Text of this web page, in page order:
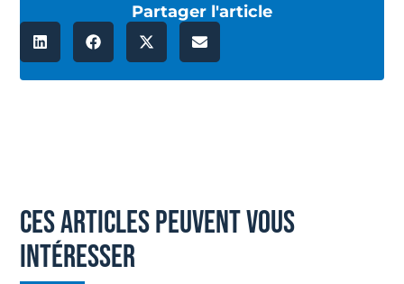
Partager l'article
ces articles peuvent vous
intéresser